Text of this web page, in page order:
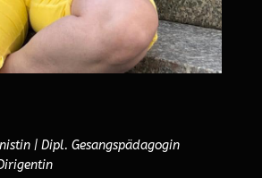
| Dipl. Gesangspädagogin